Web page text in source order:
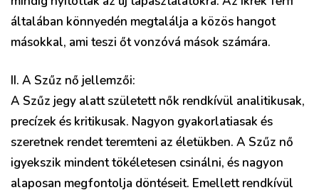
általában könnyedén megtalálja a közös hangot
másokkal, ami teszi őt vonzóvá mások számára.
II. A Szűz nő jellemzői:
A Szűz jegy alatt született nők rendkívül analitikusak,
precízek és kritikusak. Nagyon gyakorlatiasak és
szeretnek rendet teremteni az életükben. A Szűz nő
igyekszik mindent tökéletesen csinálni, és nagyon
alaposan megfontolja döntéseit. Emellett rendkívül